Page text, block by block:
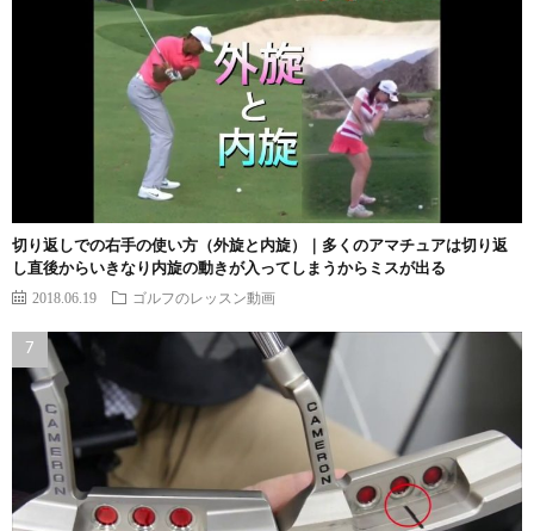
切り返しでの右手の使い方（外旋と内旋）｜多くのアマチュアは切り返
し直後からいきなり内旋の動きが入ってしまうからミスが出る
2018.06.19 ゴルフのレッスン動画